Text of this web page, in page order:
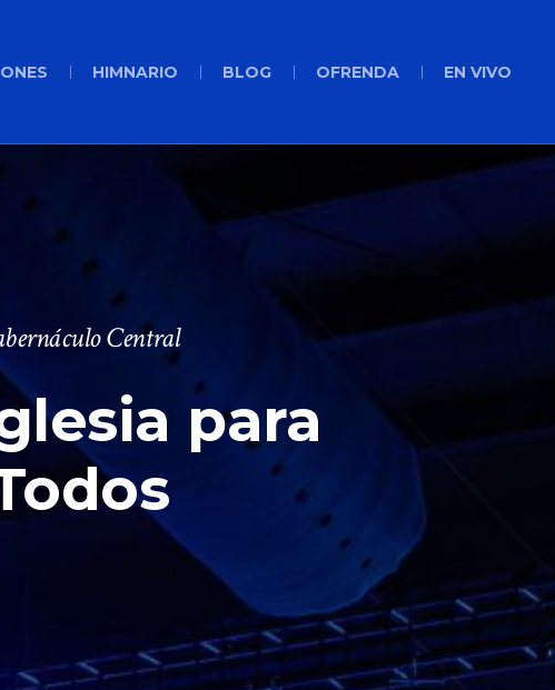
HIMNARIO BLOG OFRENDA EN VIVO
Central
para